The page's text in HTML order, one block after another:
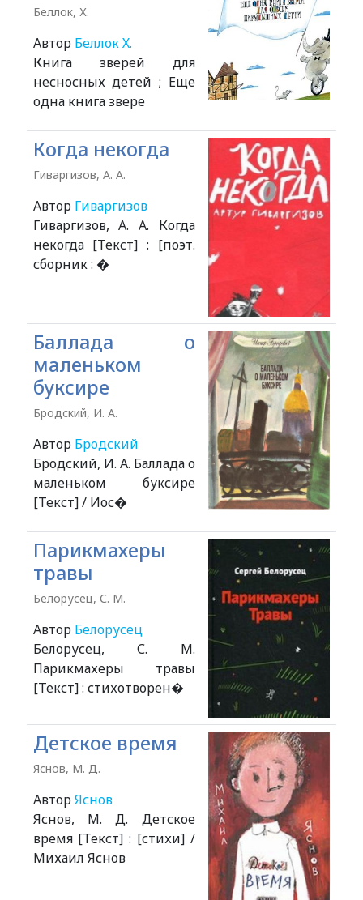
Беллок, Х.
Автор Беллок Х.
Книга зверей для
несносных детей ; Еще
одна книга звере
Когда некогда
Гиваргизов, А. А.
Автор Гиваргизов
Гиваргизов, А. А. Когда
некогда [Текст] : [поэт.
сборник : �
Баллада о
маленьком
буксире
Бродский, И. А.
Автор Бродский
Бродский, И. А. Баллада о
маленьком буксире
[Текст] / Иос�
Парикмахеры
травы
Белорусец, С. М.
Автор Белорусец
Белорусец, С. М.
Парикмахеры травы
[Текст] : стихотворен�
Детское время
Яснов, М. Д.
АвторЯснов
Яснов, М. Д. Детское
время [Текст] : [стихи] /
Михаил Яснов